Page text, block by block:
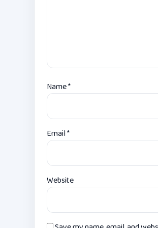
Name*
Email*
Website